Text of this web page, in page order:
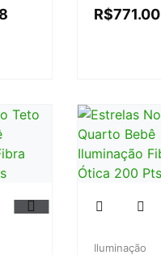
R$771.00
Iluminação